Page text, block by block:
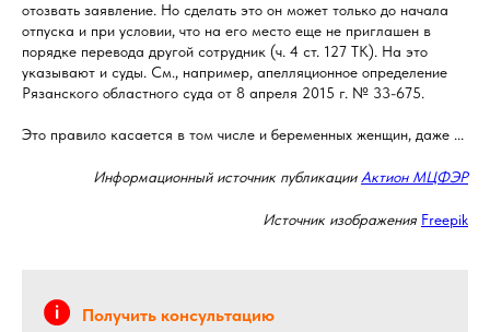
отозвать заявление. Но сделать это он может только до начала
отпуска и при условии, что на его место еще не приглашен в
порядке перевода другой сотрудник (ч. 4 ст. 127 ТК). На это
указывают и суды. См., например, апелляционное определение
Рязанского областного суда от 8 апреля 2015 г. № 33-675.
Это правило касается в том числе и беременных женщин, даже ...
Информационный источник публикации Актион МЦФЭР
Источник изображения Freepik
Получить консультацию